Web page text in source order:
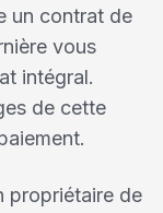
un contrat de
vous
intégral.
de cette
propriétaire de